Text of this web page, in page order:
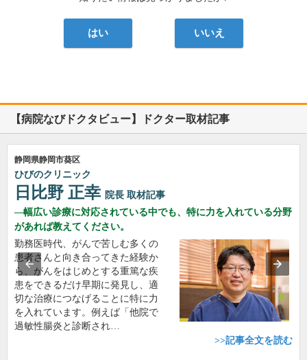
はい いいえ
【病院なびドクタビュー】ドクター取材記事
静岡県静岡市葵区
ひびのクリニック
日比野 正幸 院長 取材記事
幅広い診療に対応されている中でも、特に力を入れている分野
があれば教えてください。
勤務医時代、がんで苦しむ多くの
患者さんと向き合ってきた経験か
ら、がんをはじめとする重篤な疾
患をできるだけ早期に発見し、適
切な治療につなげることに特に力
を入れています。例えば「他院で
過敏性腸炎と診断され…
>>記事全文を読む